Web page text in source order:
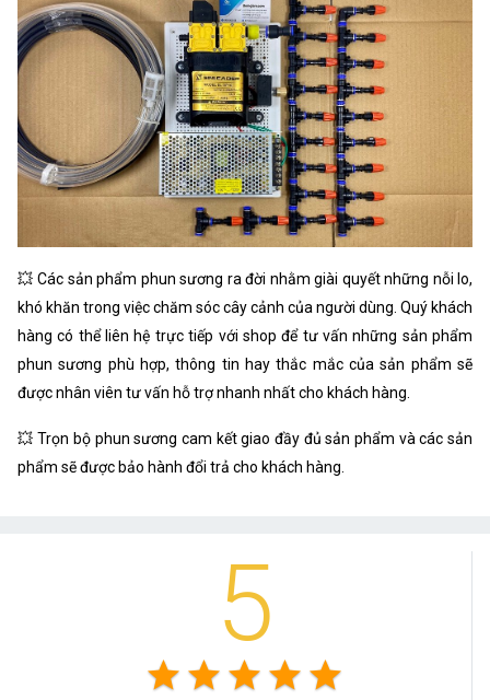
💥 Các sản phẩm phun sương ra đời nhằm giài quyết những nỗi lo,
khó khăn trong việc chăm sóc cây cảnh của người dùng. Quý khách
hàng có thể liên hệ trực tiếp với shop để tư vấn những sản phẩm
phun sương phù hợp, thông tin hay thắc mắc của sản phẩm sẽ
được nhân viên tư vấn hỗ trợ nhanh nhất cho khách hàng.
💥 Trọn bộ phun sương cam kết giao đầy đủ sản phẩm và các sản
phẩm sẽ được bảo hành đổi trả cho khách hàng.
5
star star star star star